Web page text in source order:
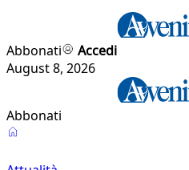
Abbonati
Accedi
August 8, 2026
Abbonati